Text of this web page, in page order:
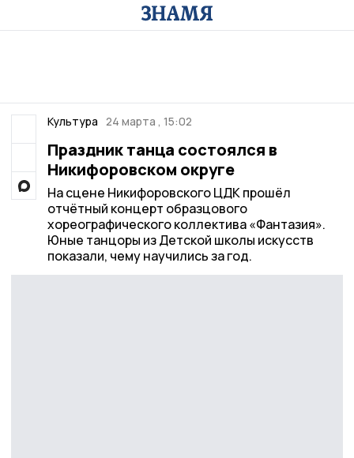
Культура 24 марта , 15:02
Праздник танца состоялся в
Никифоровском округе
На сцене Никифоровского ЦДК прошёл
отчётный концерт образцового
хореографического коллектива «Фантазия».
Юные танцоры из Детской школы искусств
показали, чему научились за год.